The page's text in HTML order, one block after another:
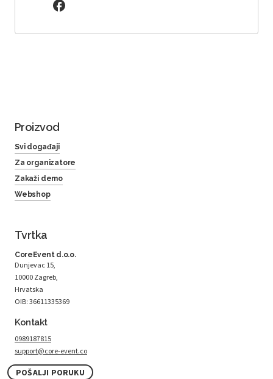
Proizvod
Svi događaji
Za organizatore
Zakaži demo
Webshop
Tvrtka
CoreEvent d.o.o.
Dunjevac 15,
10000 Zagreb,
Hrvatska
OIB: 36611335369
Kontakt
0989187815
support@core-event.co
POŠALJI PORUKU